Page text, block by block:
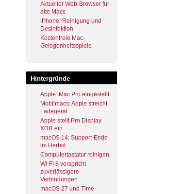
Aktueller Web-Browser für
alte Macs
iPhone: Reinigung und
Desinfektion
Kostenfreie Mac-
Gelegenheitsspiele
Hintergründe
Apple: Mac Pro eingestellt
Mobilmacs: Apple streicht
Ladegerät
Apple stellt Pro Display
XDR ein
macOS 14: Support-Ende
im Herbst
Computertastatur reinigen
Wi-Fi 8 verspricht
zuverlässigere
Verbindungen
macOS 27 und Time